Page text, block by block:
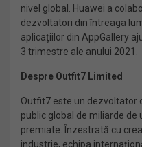
nivel global. Huawei a
dezvoltatori din întreaga
aplicațiilor din AppGallery
3 trimestre ale anului 2021.
Despre Outfit7 Limited
Outfit7 este un dezvoltator
public global de miliarde de
premiate. Înzestrată cu
industrie, echipa